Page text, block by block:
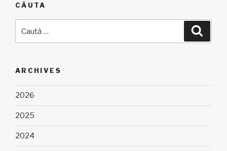
CĂUTA
după:
ARCHIVES
2026
2025
2024